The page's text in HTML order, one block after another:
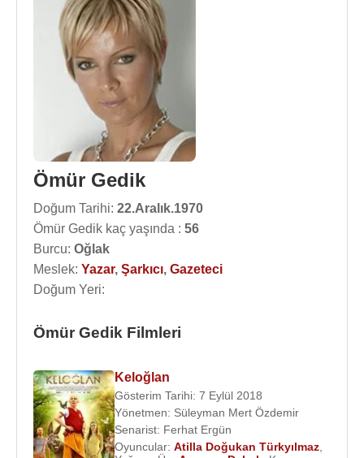
Ömür Gedik
Doğum Tarihi: 22.Aralık.1970
Ömür Gedik kaç yaşında : 56
Burcu: Oğlak
Meslek: Yazar, Şarkıcı, Gazeteci
Doğum Yeri:
Ömür Gedik Filmleri
Keloğlan
Gösterim Tarihi: 7 Eylül 2018
Yönetmen: Süleyman Mert Özdemir
Senarist: Ferhat Ergün
Oyuncular: Atilla Doğukan Türkyılmaz